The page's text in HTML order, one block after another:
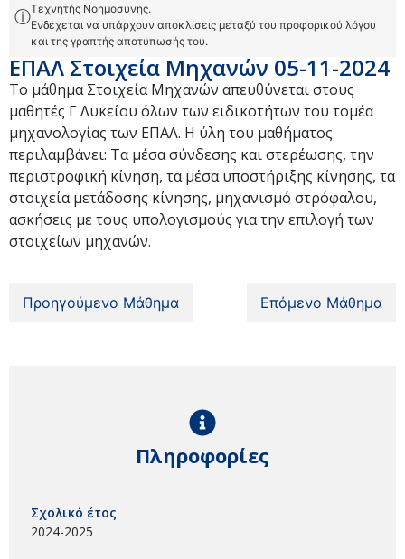
ⓘΤεχνητής Νοημοσύνης.
Ενδέχεται να υπάρχουν αποκλίσεις μεταξύ του προφορικού λόγου
και της γραπτής αποτύπωσής του.
ΕΠΑΛ Στοιχεία Μηχανών 05-11-2024
Το μάθημα Στοιχεία Μηχανών απευθύνεται στους
μαθητές Γ Λυκείου όλων των ειδικοτήτων του τομέα
μηχανολογίας των ΕΠΑΛ. Η ύλη του μαθήματος
περιλαμβάνει: Τα μέσα σύνδεσης και στερέωσης, την
περιστροφική κίνηση, τα μέσα υποστήριξης κίνησης, τα
στοιχεία μετάδοσης κίνησης, μηχανισμό στρόφαλου,
ασκήσεις με τους υπολογισμούς για την επιλογή των
στοιχείων μηχανών.
Προηγούμενο Μάθημα Επόμενο Μάθημα
Πληροφορίες
Σχολικό έτος
2024-2025